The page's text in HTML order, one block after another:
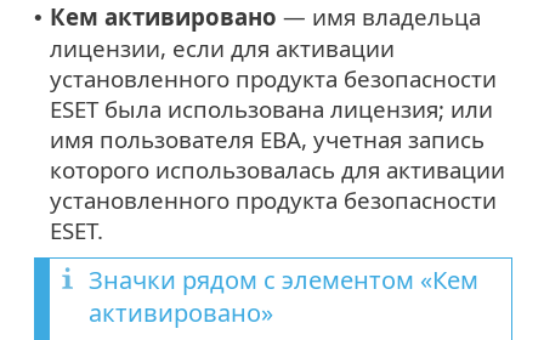
• Кем активировано — имя владельца
лицензии, если для активации
установленного продукта безопасности
ESET была использована лицензия; или
имя пользователя EBA, учетная запись
которого использовалась для активации
установленного продукта безопасности
ESET.
Значки рядом с элементом «Кем
активировано»